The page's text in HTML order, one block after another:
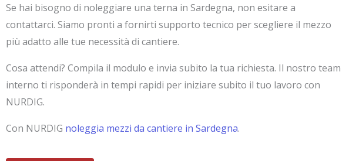
Se hai bisogno di noleggiare una terna in Sardegna, non esitare a
contattarci. Siamo pronti a fornirti supporto tecnico per scegliere il mezzo
più adatto alle tue necessità di cantiere.
Cosa attendi? Compila il modulo e invia subito la tua richiesta. Il nostro team
interno ti risponderà in tempi rapidi per iniziare subito il tuo lavoro con
NURDIG.
Con NURDIG noleggia mezzi da cantiere in Sardegna.